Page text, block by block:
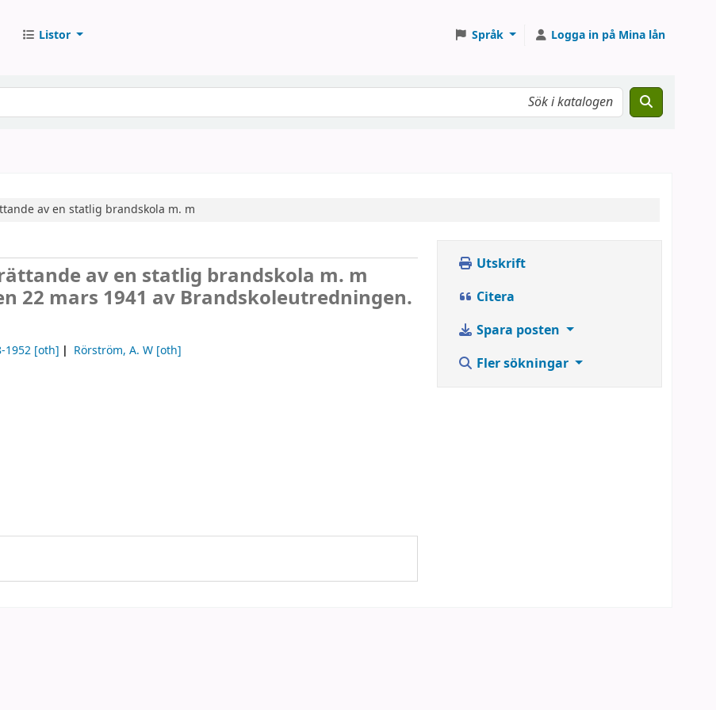
Listor Språk Logga in på Mina lån
av en statlig brandskola m. m
av en statlig brandskola m. m
22 mars 1941 av Brandskoleutredningen.
1952 [oth] Rörström, A. W[oth]
Utskrift
Citera
Spara posten
Fler sökningar